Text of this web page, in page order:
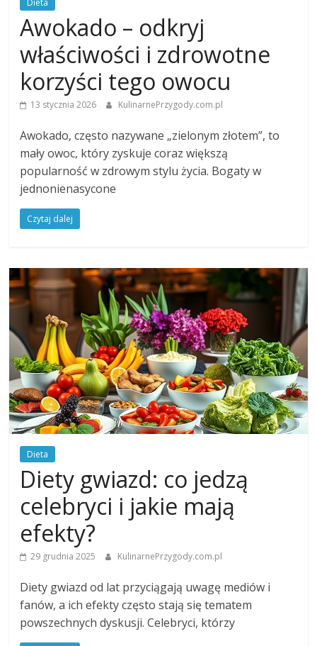
Dieta
Awokado – odkryj
właściwości i zdrowotne
korzyści tego owocu
13 stycznia 2026 KulinarnePrzygody.com.pl
Awokado, często nazywane „zielonym złotem”, to
mały owoc, który zyskuje coraz większą
popularność w zdrowym stylu życia. Bogaty w
jednonienasycone
Czytaj dalej
Dieta
Diety gwiazd: co jedzą
celebryci i jakie mają
efekty?
29 grudnia 2025 KulinarnePrzygody.com.pl
Diety gwiazd od lat przyciągają uwagę mediów i
fanów, a ich efekty często stają się tematem
powszechnych dyskusji. Celebryci, którzy